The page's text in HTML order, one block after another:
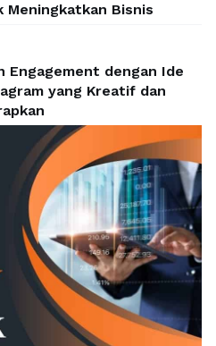
Meningkatkan Bisnis
Engagement dengan Ide
yang Kreatif dan